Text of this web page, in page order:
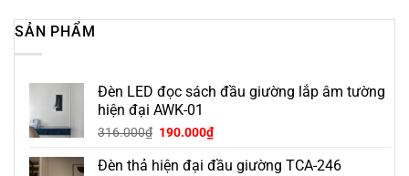
SẢN PHẨM
Đèn LED đọc sách đầu giường lắp âm tường
hiện đại AWK-01
316.000₫ 190.000₫
Đèn thả hiện đại đầu giường TCA-246